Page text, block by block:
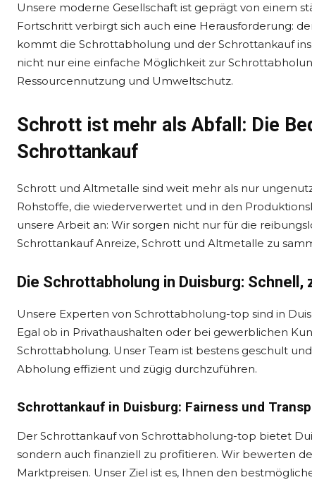
Unsere moderne Gesellschaft ist geprägt von einem
Fortschritt verbirgt sich auch eine Herausforderung:
kommt die Schrottabholung und der Schrottankauf
nicht nur eine einfache Möglichkeit zur
Ressourcennutzung und Umweltschutz.
Schrott ist mehr als Abfall: Die
Schrottankauf
Schrott und Altmetalle sind weit mehr als nur
Rohstoffe, die wiederverwertet und in den
unsere Arbeit an: Wir sorgen nicht nur für die
Schrottankauf Anreize, Schrott und Altmetalle zu
Die Schrottabholung in Duisburg: Schnell,
Unsere Experten von Schrottabholung-top sind in
Egal ob in Privathaushalten oder bei gewerblichen
Schrottabholung. Unser Team ist bestens geschult
Abholung effizient und zügig durchzuführen.
Schrottankauf in Duisburg: Fairness und
Der Schrottankauf von Schrottabholung-top bietet
sondern auch finanziell zu profitieren. Wir bewerten
Marktpreisen. Unser Ziel ist es, Ihnen den